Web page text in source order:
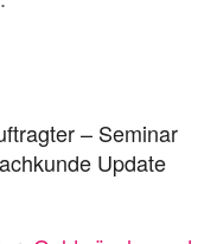
– Seminar
Update